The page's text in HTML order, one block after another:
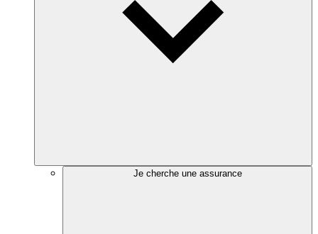
Je cherche une assurance